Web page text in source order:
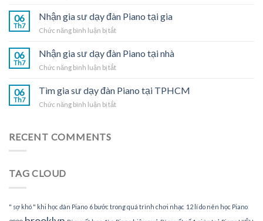
tạigia
sư
dạy
Piano
TPHCM
06
Th7
Nhận gia sư dạy đàn Piano tại gia
Chức năng bình luận bị tắtở
gia
sư
dạy
Piano
gia
06
Th7
Nhận gia sư dạy đàn Piano tại nhà
Chức năng bình luận bị tắtở
gia
sư
dạy
06
Th7
Tìm gia sư dạy đàn Piano tại TPHCM
Chức năng bình luận bị tắtở
RECENT COMMENTS
TAG CLOUD
" sợ khó " khi học đàn Piano 6 bước trong quá trình chơi nhạc 12 lí do nên học Piano